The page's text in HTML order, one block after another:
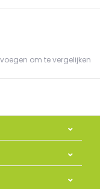
om te vergelijken